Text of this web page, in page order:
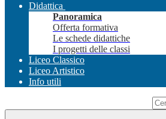
Didattica
Panoramica
Offerta formativa
Le schede didattiche
I progetti delle classi
Liceo Classico
Liceo Artistico
Info utili